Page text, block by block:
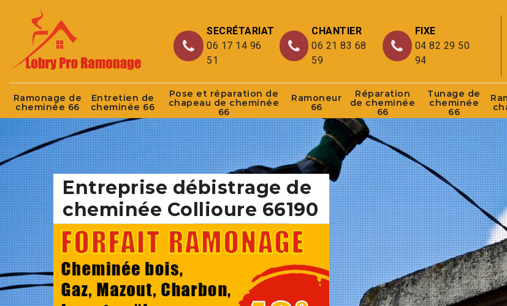
SECRÉTARIAT
06 17 14 96
51
CHANTIER
06 21 83 68
59
FIXE
04 82 29 50
94
Ramonage de
cheminée 66
Entretien de
cheminée 66
Pose et réparation de
chapeau de cheminée
66
Ramoneur
66
Réparation
de cheminée
66
Tunage de
cheminée
66
Entreprise débistrage de
cheminée Collioure 66190